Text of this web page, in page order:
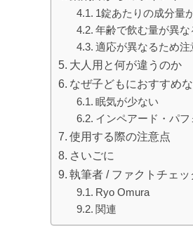
1錠あたりの成分量
年齢で飲む量が異な
適応が異なるため注
大人用と何が違うのか
なぜ子どもにおすすめ
眠気が少ない
インペアード・パ
使用する際の注意点
さいごに
執筆者 / ファクトチェ
Ryo Omura
関連